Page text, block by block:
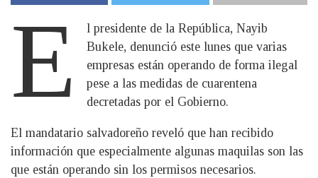
E
l presidente de la República, Nayib
Bukele, denunció este lunes que varias
empresas están operando de forma ilegal
pese a las medidas de cuarentena
decretadas por el Gobierno.
El mandatario salvadoreño reveló que han recibido
información que especialmente algunas maquilas son las
que están operando sin los permisos necesarios.